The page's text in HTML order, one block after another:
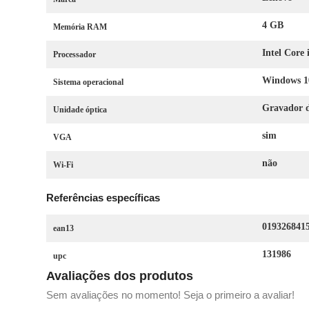
Memória RAM 4 GB
Processador Intel Core
Sistema operacional Windows
Unidade óptica Gravador
VGA sim
Wi-Fi não
Referências específicas
ean13
upc 131986
Avaliações dos produtos
Sem avaliações no momento! Seja o primeiro a avaliar!